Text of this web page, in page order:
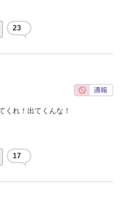
23
くれ！出てくんな！
17